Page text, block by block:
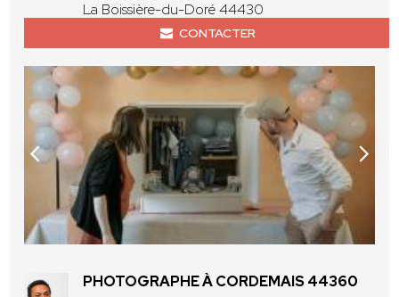
La Boissière-du-Doré 44430
CONTACTER
PHOTOGRAPHE À CORDEMAIS 44360